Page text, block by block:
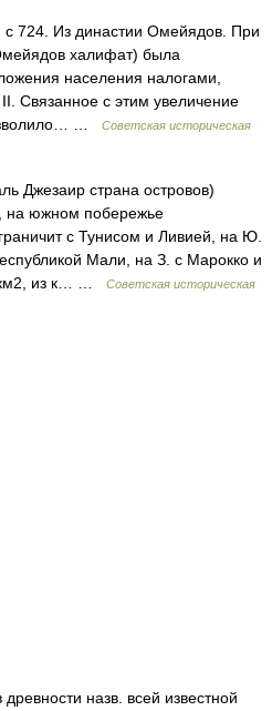
724. Из династии Омейядов. При
халифат) была
населения налогами,
Связанное с этим увеличение
…
Советская историческая
Джезаир страна островов)
на южном побережье
с Тунисом и Ливией, на Ю.
Мали, на З. с Марокко и
из к… …
Советская историческая
назв. всей известной